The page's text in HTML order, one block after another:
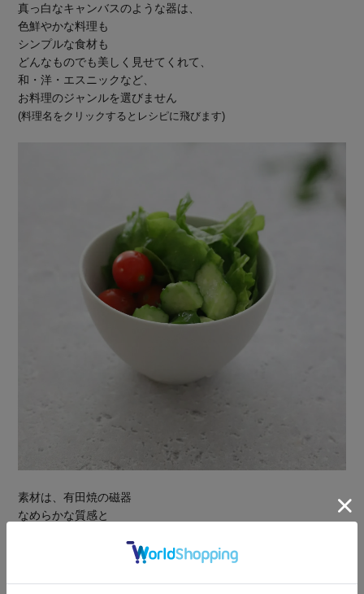
真っ白なキャンバスのような器は、
色鮮やかな料理も
シンプルな食材も
どんなものでも美しく見せてくれて、
和・洋・エスニックなど、
お料理のジャンルを選びません
(料理名をクリックするとレシピに飛びます)
素材は、有田焼の磁器
なめらかな質感と
電子レンジ・食洗機にも対応しており